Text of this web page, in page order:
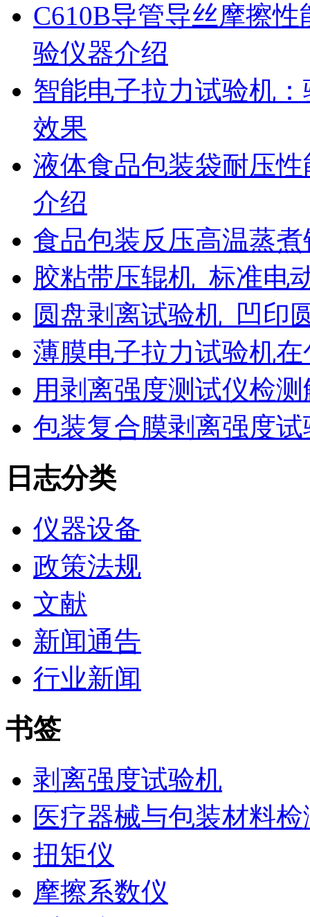
C610B导管导丝摩擦
验仪器介绍
智能电子拉力试验机
效果
液体食品包装袋耐压
介绍
食品包装反压高温蒸
胶粘带压辊机_标准电
圆盘剥离试验机_凹印
薄膜电子拉力试验机
用剥离强度测试仪检
包装复合膜剥离强度
日志分类
仪器设备
政策法规
文献
新闻通告
行业新闻
书签
剥离强度试验机
医疗器械与包装材料检
扭矩仪
摩擦系数仪